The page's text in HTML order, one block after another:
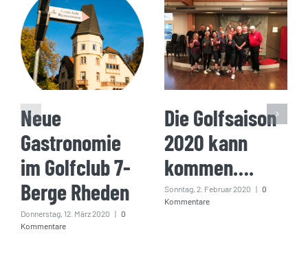
Neue
Gastronomie
im Golfclub 7-
Berge Rheden
Donnerstag, 12. März 2020 | 0
Kommentare
Die Golfsaison
2020 kann
kommen….
Sonntag, 2. Februar 2020 | 0
Kommentare